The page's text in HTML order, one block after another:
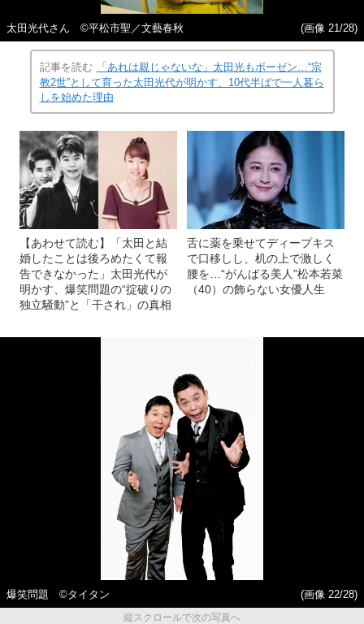
太田光代さん ©平松市聖／文藝春秋 (画像 21/28)
記事を読む
「あれは親じゃないな」太田光もボーゼン…“宗
教2世”として育った太田光代が明かす、10代半ばで一人暮ら
しを始めた理由
【あわせて読む】「太田と結
婚したことは後ろめたくて報
告できなかった」太田光代が
明かす、爆笑問題の“掟破りの
独立騒動”と「干され」の真相
舌に薬を乗せてディープキス
で口移しし、机の上で激しく
腰を…“がんばる美人”松本若菜
（40）の飾らない女優人生
爆笑問題 ©タイタン
(画像 22/28)
縦スクロールで次の写真へ